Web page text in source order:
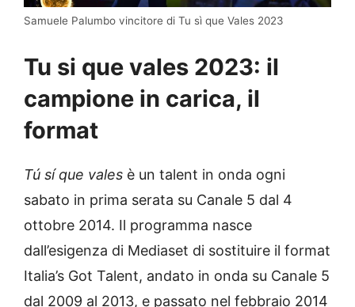
Samuele Palumbo vincitore di Tu sì que Vales 2023
Tu si que vales 2023: il
campione in carica, il
format
Tú sí que vales è un talent in onda ogni
sabato in prima serata su Canale 5 dal 4
ottobre 2014. Il programma nasce
dall’esigenza di Mediaset di sostituire il format
Italia’s Got Talent, andato in onda su Canale 5
dal 2009 al 2013, e passato nel febbraio 2014